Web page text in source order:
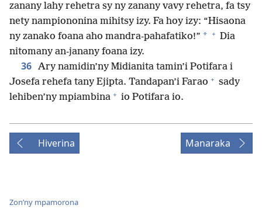
zanany lahy rehetra sy ny zanany vavy rehetra, fa tsy
nety nampiononina mihitsy izy. Fa hoy izy: “Hisaona
ny zanako foana aho mandra-pahafatiko!” * + Dia
nitomany an-janany foana izy.
36 Ary namidin’ny Midianita tamin’i Potifara i
Josefa rehefa tany Ejipta. Tandapan’i Farao + sady
lehiben’ny mpiambina + io Potifara io.
Hiverina Manaraka
Zon’ny mpamorona